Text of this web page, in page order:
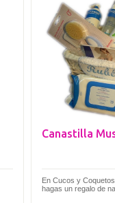
Canastilla
En Cucos y
hagas un regalo de